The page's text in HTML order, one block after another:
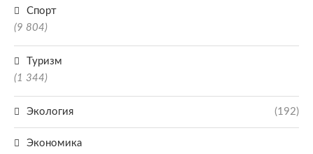
Спорт
(9 804)
Туризм
(1 344)
Экология (192)
Экономика